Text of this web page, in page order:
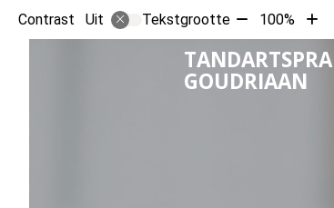
Contrast Uit Tekstgrootte Tekst
verkleinen
met
10%
100%
Tekst
met
10%
GOUDRIAAN